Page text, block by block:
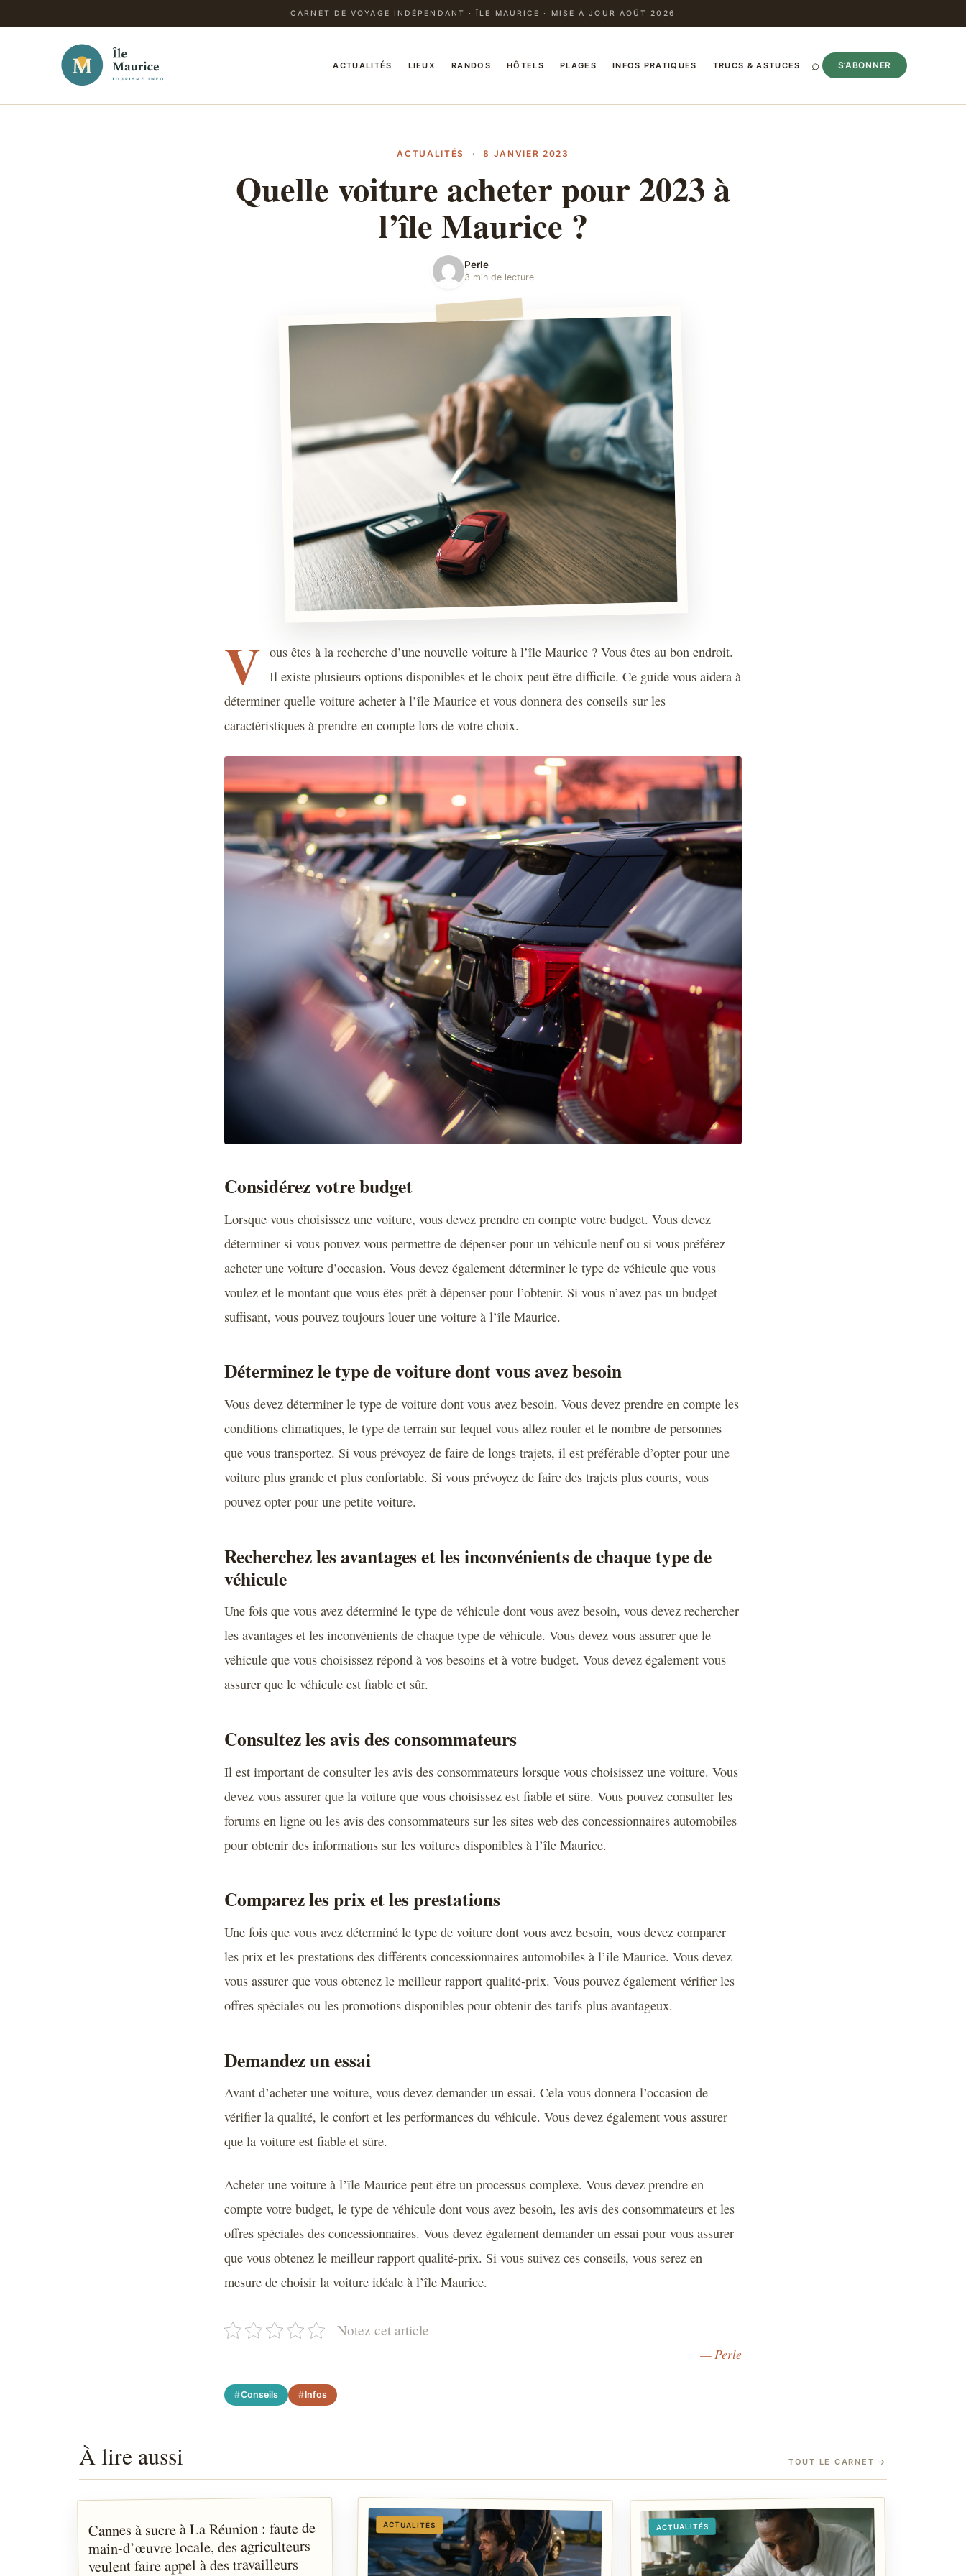
CARNET DE VOYAGE INDÉPENDANT · ÎLE MAURICE · MISE À JOUR AOÛT 2026
ACTUALITÉS LIEUX RANDOS HÔTELS PLAGES INFOS PRATIQUES TRUCS & ASTUCES ⌕ S’ABONNER
ACTUALITÉS · 8 JANVIER 2023
Quelle voiture acheter pour 2023 à
l’île Maurice ?
Perle
3 min de lecture
V ous êtes à la recherche d’une nouvelle voiture à l’île Maurice ? Vous êtes au bon endroit.
Il existe plusieurs options disponibles et le choix peut être difficile. Ce guide vous aidera à
déterminer quelle voiture acheter à l’île Maurice et vous donnera des conseils sur les
caractéristiques à prendre en compte lors de votre choix.
Considérez votre budget
Lorsque vous choisissez une voiture, vous devez prendre en compte votre budget. Vous devez
déterminer si vous pouvez vous permettre de dépenser pour un véhicule neuf ou si vous préférez
acheter une voiture d’occasion. Vous devez également déterminer le type de véhicule que vous
voulez et le montant que vous êtes prêt à dépenser pour l’obtenir. Si vous n’avez pas un budget
suffisant, vous pouvez toujours louer une voiture à l’île Maurice.
Déterminez le type de voiture dont vous avez besoin
Vous devez déterminer le type de voiture dont vous avez besoin. Vous devez prendre en compte les
conditions climatiques, le type de terrain sur lequel vous allez rouler et le nombre de personnes
que vous transportez. Si vous prévoyez de faire de longs trajets, il est préférable d’opter pour une
voiture plus grande et plus confortable. Si vous prévoyez de faire des trajets plus courts, vous
pouvez opter pour une petite voiture.
Recherchez les avantages et les inconvénients de chaque type de
véhicule
Une fois que vous avez déterminé le type de véhicule dont vous avez besoin, vous devez rechercher
les avantages et les inconvénients de chaque type de véhicule. Vous devez vous assurer que le
véhicule que vous choisissez répond à vos besoins et à votre budget. Vous devez également vous
assurer que le véhicule est fiable et sûr.
Consultez les avis des consommateurs
Il est important de consulter les avis des consommateurs lorsque vous choisissez une voiture. Vous
devez vous assurer que la voiture que vous choisissez est fiable et sûre. Vous pouvez consulter les
forums en ligne ou les avis des consommateurs sur les sites web des concessionnaires automobiles
pour obtenir des informations sur les voitures disponibles à l’île Maurice.
Comparez les prix et les prestations
Une fois que vous avez déterminé le type de voiture dont vous avez besoin, vous devez comparer
les prix et les prestations des différents concessionnaires automobiles à l’île Maurice. Vous devez
vous assurer que vous obtenez le meilleur rapport qualité-prix. Vous pouvez également vérifier les
offres spéciales ou les promotions disponibles pour obtenir des tarifs plus avantageux.
Demandez un essai
Avant d’acheter une voiture, vous devez demander un essai. Cela vous donnera l’occasion de
vérifier la qualité, le confort et les performances du véhicule. Vous devez également vous assurer
que la voiture est fiable et sûre.
Acheter une voiture à l’île Maurice peut être un processus complexe. Vous devez prendre en
compte votre budget, le type de véhicule dont vous avez besoin, les avis des consommateurs et les
offres spéciales des concessionnaires. Vous devez également demander un essai pour vous assurer
que vous obtenez le meilleur rapport qualité-prix. Si vous suivez ces conseils, vous serez en
mesure de choisir la voiture idéale à l’île Maurice.
Notez cet article
— Perle
Conseils Infos
À lire aussi TOUT LE CARNET →
ACTUALITÉS
Cannes à sucre à La Réunion : faute de
main-d’œuvre locale, des agriculteurs
veulent faire appel à des travailleurs
ACTUALITÉS ACTUALITÉS